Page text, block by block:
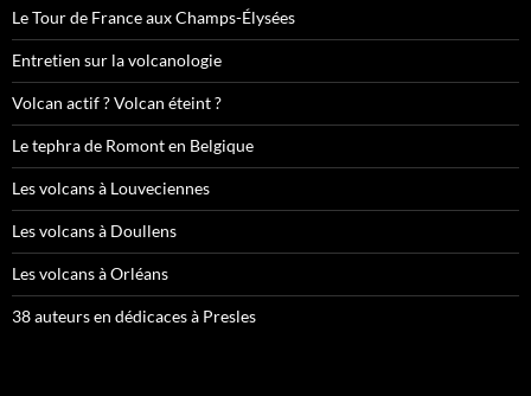
Le Tour de France aux Champs-Élysées
Entretien sur la volcanologie
Volcan actif ? Volcan éteint ?
Le tephra de Romont en Belgique
Les volcans à Louveciennes
Les volcans à Doullens
Les volcans à Orléans
38 auteurs en dédicaces à Presles